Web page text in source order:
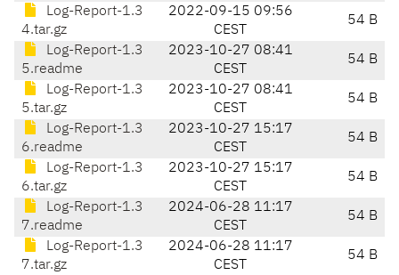
Log-Report-1.3
4.tar.gz
2022-09-15 09:56
CEST
54 B
Log-Report-1.3
5.readme
2023-10-27 08:41
CEST
54 B
Log-Report-1.3
5.tar.gz
2023-10-27 08:41
CEST
54 B
Log-Report-1.3
6.readme
2023-10-27 15:17
CEST
54 B
Log-Report-1.3
6.tar.gz
2023-10-27 15:17
CEST
54 B
Log-Report-1.3
7.readme
2024-06-28 11:17
CEST
54 B
Log-Report-1.3
7.tar.gz
2024-06-28 11:17
CEST
54 B